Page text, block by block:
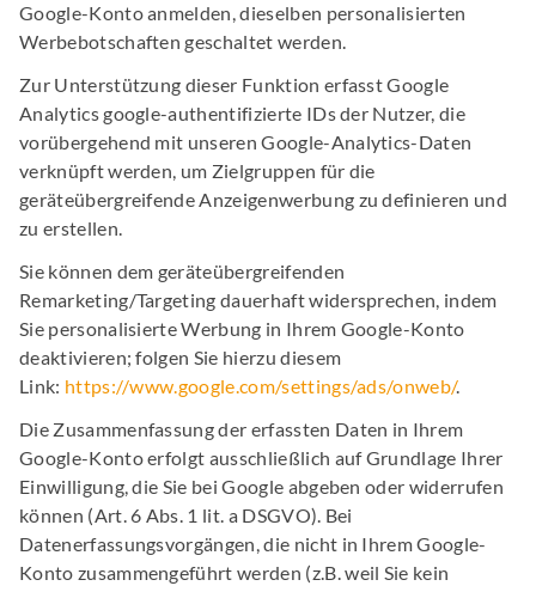
Google-Konto anmelden, dieselben personalisierten
Werbebotschaften geschaltet werden.
Zur Unterstützung dieser Funktion erfasst Google
Analytics google-authentifizierte IDs der Nutzer, die
vorübergehend mit unseren Google-Analytics-Daten
verknüpft werden, um Zielgruppen für die
geräteübergreifende Anzeigenwerbung zu definieren und
zu erstellen.
Sie können dem geräteübergreifenden
Remarketing/Targeting dauerhaft widersprechen, indem
Sie personalisierte Werbung in Ihrem Google-Konto
deaktivieren; folgen Sie hierzu diesem
Link: https://www.google.com/settings/ads/onweb/.
Die Zusammenfassung der erfassten Daten in Ihrem
Google-Konto erfolgt ausschließlich auf Grundlage Ihrer
Einwilligung, die Sie bei Google abgeben oder widerrufen
können (Art. 6 Abs. 1 lit. a DSGVO). Bei
Datenerfassungsvorgängen, die nicht in Ihrem Google-
Konto zusammengeführt werden (z.B. weil Sie kein